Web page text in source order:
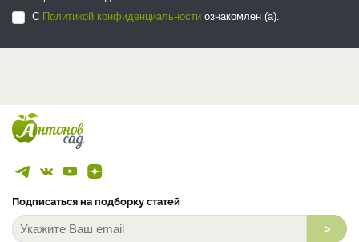
С Политикой конфиденциальности ознакомлен (а).
Подписаться на подборку статей
>